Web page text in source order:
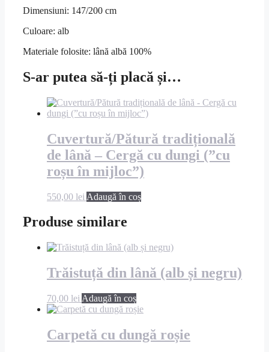
Dimensiuni: 147/200 cm
Culoare: alb
Materiale folosite: lână albă 100%
S-ar putea să-ți placă și…
Cuvertură/Pătură tradițională
de lână – Cergă cu dungi (”cu
roșu în mijloc”)
550,00 lei Adaugă în coș
Produse similare
Trăistuță din lână (alb și negru)
70,00 lei Adaugă în coș
Carpetă cu dungă roșie